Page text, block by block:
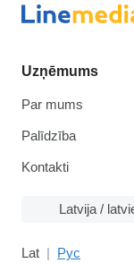
Uzņēmums
Par mums
Palīdzība
Kontakti
Latvija /
Lat Рус